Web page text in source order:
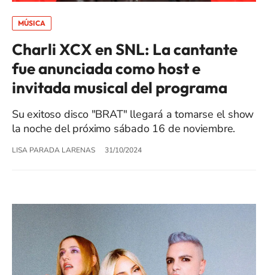
MÚSICA
Charli XCX en SNL: La cantante
fue anunciada como host e
invitada musical del programa
Su exitoso disco "BRAT" llegará a tomarse el show
la noche del próximo sábado 16 de noviembre.
LISA PARADA LARENAS 31/10/2024